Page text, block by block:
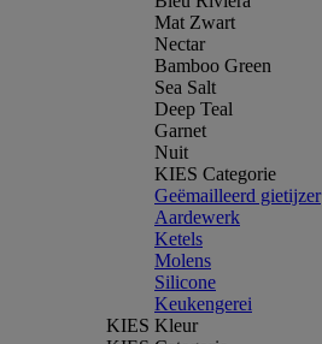
Mat Zwart
Nectar
Bamboo Green
Sea Salt
Deep Teal
Garnet
Nuit
KIES Categorie
Geëmailleerd gietijzer
Aardewerk
Ketels
Molens
Silicone
Keukengerei
KIES Kleur